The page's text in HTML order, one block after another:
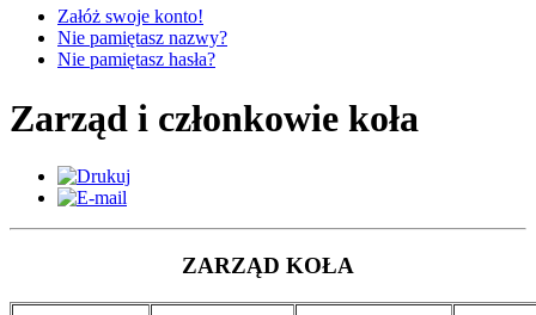
Załóż swoje konto!
Nie pamiętasz nazwy?
Nie pamiętasz hasła?
Zarząd i członkowie koła
ZARZĄD KOŁA